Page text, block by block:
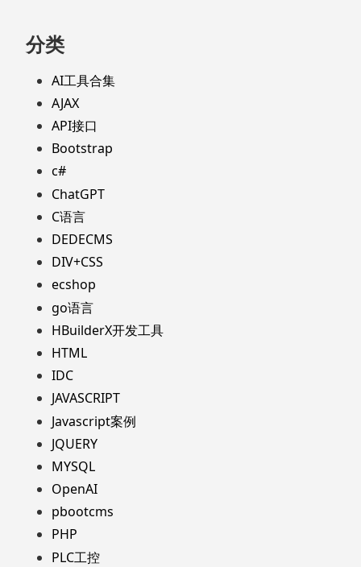
分类
AI工具合集
AJAX
API接口
Bootstrap
c#
ChatGPT
C语言
DEDECMS
DIV+CSS
ecshop
go语言
HBuilderX开发工具
HTML
IDC
JAVASCRIPT
Javascript案例
JQUERY
MYSQL
OpenAI
pbootcms
PHP
PLC工控